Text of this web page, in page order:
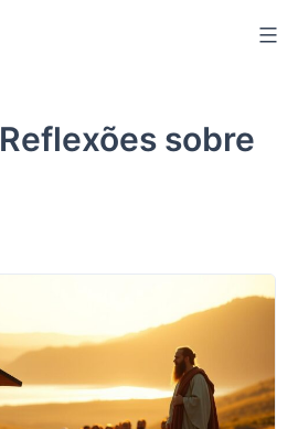
Reflexões sobre